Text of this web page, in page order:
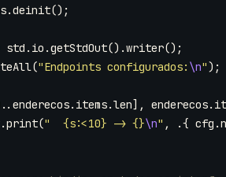
.deinit();
std . io .getStdOut().writer();
("Endpoints configurados: \n");
.. enderecos. items.len], enderecos.
.print("  {s:<10} -> {}\n" , .{ cfg .